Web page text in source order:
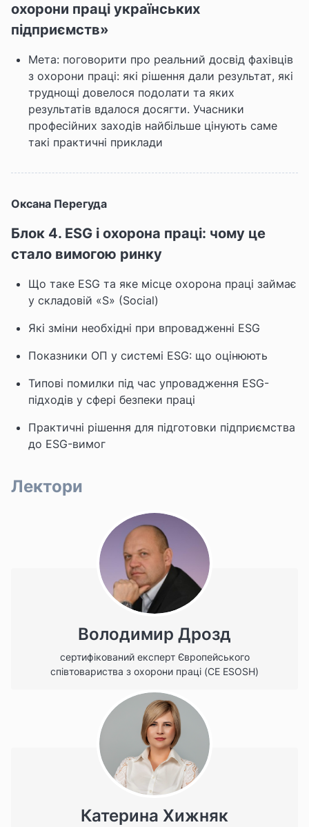
охорони праці українських
підприємств»
Мета: поговорити про реальний досвід фахівців
з охорони праці: які рішення дали результат, які
труднощі довелося подолати та яких
результатів вдалося досягти. Учасники
професійних заходів найбільше цінують саме
такі практичні приклади
Оксана Перегуда
Блок 4. ESG і охорона праці: чому це
стало вимогою ринку
Що таке ESG та яке місце охорона праці займає
у складовій «S» (Social)
Які зміни необхідні при впровадженні ESG
Показники ОП у системі ESG: що оцінюють
Типові помилки під час упровадження ESG-
підходів у сфері безпеки праці
Практичні рішення для підготовки підприємства
до ESG-вимог
Лектори
Володимир Дрозд
сертифікований експерт Європейського
співтовариства з охорони праці (CE ESOSH)
Катерина Хижняк